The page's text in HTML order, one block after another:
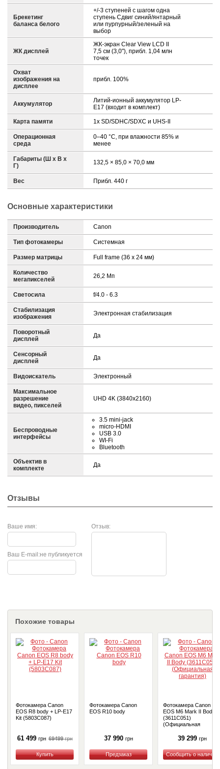
Брекетинг
баланса белого
+/-3 ступеней с шагом одна
ступень Сдвиг синий/янтарный
или пурпурный/зеленый на
выбор
ЖК дисплей
ЖК-экран Clear View LCD II
7,5 см (3,0"), прибл. 1,04 млн
точек
Охват
изображения на
дисплее
прибл. 100%
Аккумулятор
Литий-ионный аккумулятор LP-
E17 (входит в комплект)
Карта памяти 1x SD/SDHC/SDXC и UHS-II
Операционная
среда
0–40 °C, при влажности 85% и
менее
Габариты (Ш х В х
Г)
132,5 × 85,0 × 70,0 мм
Вес Прибл. 440 г
Основные характеристики
Производитель Canon
Тип фотокамеры Системная
Размер матрицы Full frame (36 x 24 мм)
Количество
мегапикселей
26,2 Мп
Светосила f/4.0 - 6.3
Стабилизация
изображения
Электронная стабилизация
Поворотный
дисплей
Да
Сенсорный
дисплей
Да
Видоискатель Электронный
Максимальное
разрешение
видео, пикселей
UHD 4K (3840x2160)
Беспроводные
интерфейсы
3.5 mini-jack
micro-HDMI
USB 3.0
WI-Fi
Bluetooth
Объектив в
комплекте
Да
Отзывы
Ваше имя: Отзыв:
не публикуется
Ваш E-mail:
Похожие товары
Фотокамера Canon
EOS R8 body + LP-E17
Kit (5803C087)
61 499 грн 69499грн
Купить
Фотокамера Canon
EOS R10 body
37 990 грн
Купить
Фотокамера Canon
EOS M6 Mark II Body
(3611C051)
(Официальная
39 299 грн
Купить